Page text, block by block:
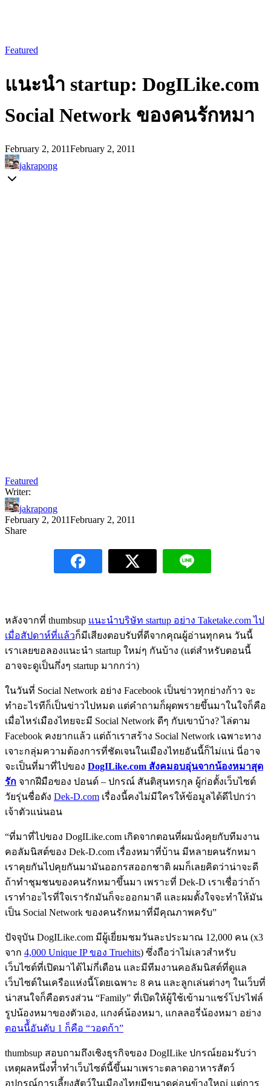
Featured
แนะนำ startup: DogILike.com
Social Network ของคนรักหมา
February 2, 2011February 2, 2011
jakrapong
Featured
Writer:
jakrapong
February 2, 2011February 2, 2011
Share
หลังจากที่ thumbsup แนะนำบริษัท startup อย่าง Taketake.com ไป
เมื่อสัปดาห์ที่แล้วก็มีเสียงตอบรับที่ดีจากคุณผู้อ่านทุกคน วันนี้
เราเลยขอลองแนะนำ startup ใหม่ๆ กันบ้าง (แต่สำหรับตอนนี้
อาจจะดูเป็นกึ่งๆ startup มากกว่า)
ในวันที่ Social Network อย่าง Facebook เป็นข่าวทุกย่างก้าว จะ
ทำอะไรทีก็เป็นข่าวไปหมด แต่คำถามก็ผุดพรายขึ้นมาในใจก็คือ
เมื่อไหร่เมืองไทยจะมี Social Network ดีๆ กับเขาบ้าง? ไล่ตาม
Facebook คงยากแล้ว แต่ถ้าเราสร้าง Social Network เฉพาะทาง
เจาะกลุ่มความต้องการที่ชัดเจนในเมืองไทยอันนี้ก็ไม่แน่ นี่อาจ
จะเป็นที่มาที่ไปของ DogILike.com สังคมอบอุ่นจากน้องหมาสุด
รัก จากฝีมือของ ปอนด์ – ปกรณ์ สันติสุนทรกุล ผู้ก่อตั้งเว็บไซต์
วัยรุ่นชื่อดัง Dek-D.com เรื่องนี้คงไม่มีใครให้ข้อมูลได้ดีไปกว่า
เจ้าตัวแน่นอน
“ที่มาที่ไปของ DogILike.com เกิดจากตอนที่ผมนั่งคุยกับทีมงาน
คอลัมนิสต์ของ Dek-D.com เรื่องหมาที่บ้าน มีหลายคนรักหมา
เราคุยกันไปคุยกันมามันออกรสออกชาติ ผมก็เลยคิดว่าน่าจะดี
ถ้าทำชุมชนของคนรักหมาขึ้นมา เพราะที่ Dek-D เราเชื่อว่าถ้า
เราทำอะไรที่ใจเรารักมันก็จะออกมาดี และผมตั้งใจจะทำให้มัน
เป็น Social Network ของคนรักหมาที่มีคุณภาพครับ”
ปัจจุบัน DogILike.com มีผู้เยี่ยมชมวันละประมาณ 12,000 คน (x3
จาก 4,000 Unique IP ของ Truehits) ซึ่งถือว่าไม่เลวสำหรับ
เว็บไซต์ที่เปิดมาได้ไม่กี่เดือน และมีทีมงานคอลัมนิสต์ที่ดูแล
เว็บไซต์ในเครือแห่งนี้โดยเฉพาะ 8 คน และลูกเล่นต่างๆ ในเว็บที่
น่าสนใจก็คือตรงส่วน “Family” ที่เปิดให้ผู้ใช้เข้ามาแชร์โปรไฟล์
รูปน้องหมาของตัวเอง, แกงค์น้องหมา, แกลลอรี่น้องหมา อย่าง
ตอนนี้ัอันดับ 1 ก็คือ “วอดก้า”
thumbsup สอบถามถึงเชิงธุรกิจของ DogILike ปกรณ์ยอมรับว่า
เหตุผลหนึ่งที่ำทำเว็บไซต์นี้ขึ้นมาเพราะตลาดอาหารสัตว์
อุปกรณ์การเลี้ยงสัตว์ในเมืองไทยมีขนาดค่อนข้างใหญ่ แต่การ